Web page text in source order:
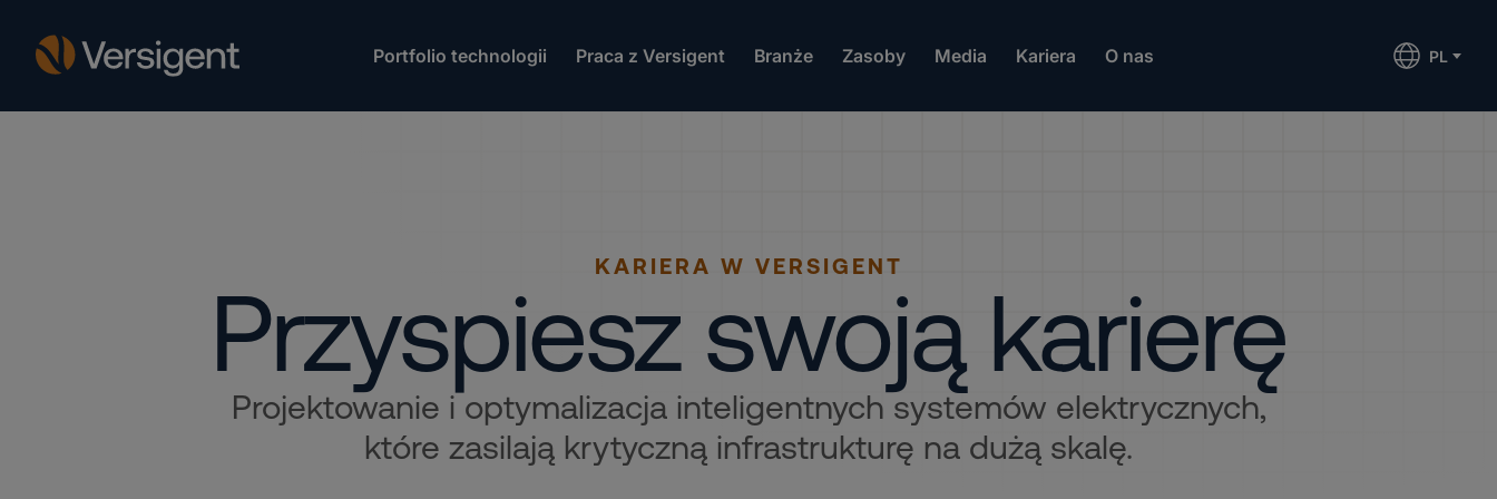
Portfolio technologii Praca z Versigent Branże Zasoby Media Kariera O nas PL
KARIERA W VERSIGENT
Przyspiesz swoją karierę
Projektowanie i optymalizacja inteligentnych systemów elektrycznych,
które zasilają krytyczną infrastrukturę na dużą skalę.